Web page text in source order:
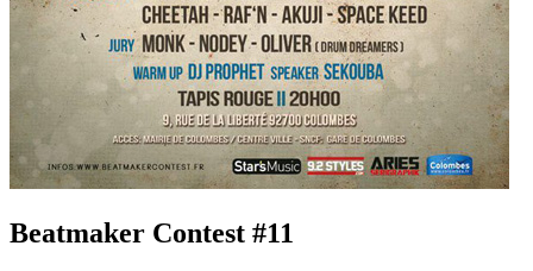
Beatmaker Contest #11